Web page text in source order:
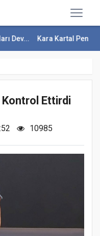
Kara Kartal Pençesini Attı
Ettirdi
10985